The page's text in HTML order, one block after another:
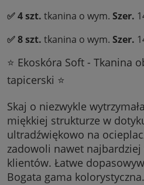
✅ 4 szt. tkanina o wym. Szer.
✅ 8 szt. tkanina o wym. Szer.
⭐ Ekoskóra Soft - Tkanina
tapicerski ⭐
Skaj o niezwykle
miękkiej strukturze w
ultradźwiękowo na
zadowoli nawet najbardziej
klientów. Łatwe
Bogata gama kolorystyczna.